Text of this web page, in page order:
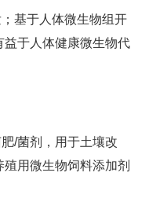
基于人体微生物组开
于人体健康微生物代
/菌剂，用于土壤改
用微生物饲料添加剂